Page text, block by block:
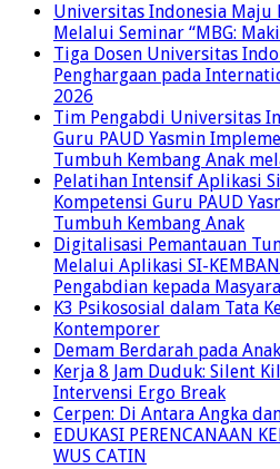
Universitas Indonesia Maju
Melalui Seminar “MBG:
Tiga Dosen Universitas
Penghargaan pada
2026
Tim Pengabdi Universitas
Guru PAUD Yasmin
Tumbuh Kembang Anak
Pelatihan Intensif Aplikasi
Kompetensi Guru PAUD
Tumbuh Kembang Anak
Digitalisasi Pemantauan
Melalui Aplikasi SI-
Pengabdian kepada
K3 Psikososial dalam Tata
Kontemporer
Demam Berdarah pada
Kerja 8 Jam Duduk: Silent
Intervensi Ergo Break
Cerpen: Di Antara Angka
EDUKASI PERENCANAAN
WUS CATIN